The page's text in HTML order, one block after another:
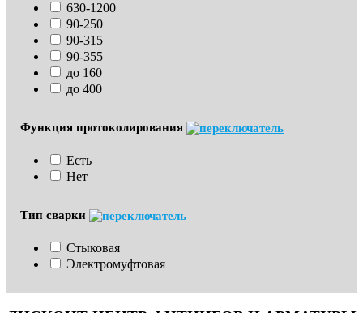
630-1200
90-250
90-315
90-355
до 160
до 400
Функция протоколирования
Есть
Нет
Тип сварки
Стыковая
Электромуфтовая